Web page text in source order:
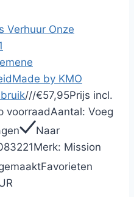
Verhuur Onze
Made by KMO
///€57,95Prijs incl.
voorraadAantal: Voeg
Naar
Merk: Mission
Favorieten